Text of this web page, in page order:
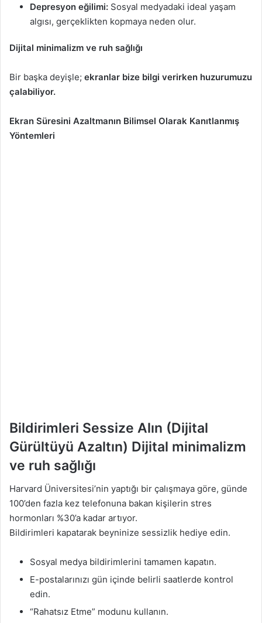
Depresyon eğilimi: Sosyal medyadaki ideal yaşam
algısı, gerçeklikten kopmaya neden olur.
Dijital minimalizm ve ruh sağlığı
Bir başka deyişle; ekranlar bize bilgi verirken huzurumuzu
çalabiliyor.
Ekran Süresini Azaltmanın Bilimsel Olarak Kanıtlanmış
Yöntemleri
Bildirimleri Sessize Alın (Dijital
Gürültüyü Azaltın) Dijital minimalizm
ve ruh sağlığı
Harvard Üniversitesi’nin yaptığı bir çalışmaya göre, günde
100’den fazla kez telefonuna bakan kişilerin stres
hormonları %30’a kadar artıyor.
Bildirimleri kapatarak beyninize sessizlik hediye edin.
Sosyal medya bildirimlerini tamamen kapatın.
E-postalarınızı gün içinde belirli saatlerde kontrol
edin.
“Rahatsız Etme” modunu kullanın.